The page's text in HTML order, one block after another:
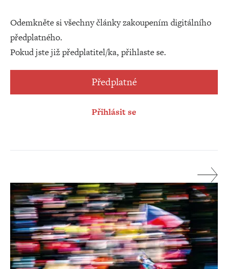
Odemkněte si všechny články zakoupením digitálního
předplatného.
Pokud jste již předplatitel/ka, přihlaste se.
Předplatné
Přihlásit se